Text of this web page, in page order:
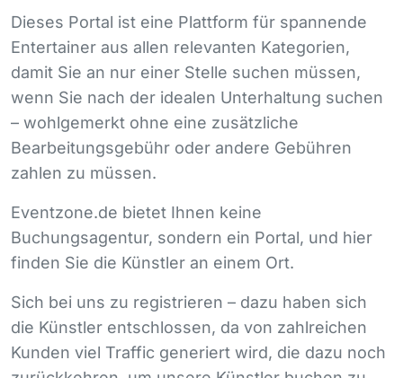
Dieses Portal ist eine Plattform für spannende
Entertainer aus allen relevanten Kategorien,
damit Sie an nur einer Stelle suchen müssen,
wenn Sie nach der idealen Unterhaltung suchen
– wohlgemerkt ohne eine zusätzliche
Bearbeitungsgebühr oder andere Gebühren
zahlen zu müssen.
Eventzone.de bietet Ihnen keine
Buchungsagentur, sondern ein Portal, und hier
finden Sie die Künstler an einem Ort.
Sich bei uns zu registrieren – dazu haben sich
die Künstler entschlossen, da von zahlreichen
Kunden viel Traffic generiert wird, die dazu noch